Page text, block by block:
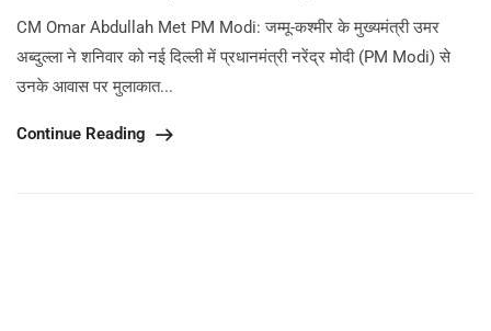
CM Omar Abdullah Met PM Modi: जम्मू-कश्मीर के मुख्यमंत्री उमर
अब्दुल्ला ने शनिवार को नई दिल्ली में प्रधानमंत्री नरेंद्र मोदी (PM Modi) से
उनके आवास पर मुलाकात...
Continue Reading